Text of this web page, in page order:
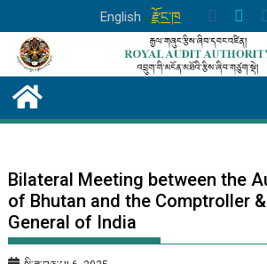
to
content
English རྫོང་ཁ
Bilateral Meeting between the
of Bhutan and the Comptroller
General of India